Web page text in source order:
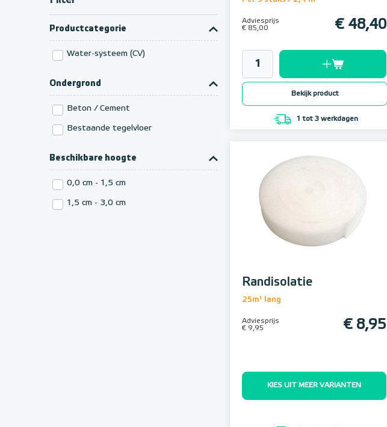
Wavin Sentio-naregeling
Radson Unisenza Plus-zoneregeling
Productcategorie
Water-systeem (CV)
Ondergrond
Beton / Cement
Bestaande tegelvloer
Beschikbare hoogte
0,0 cm - 1,5 cm
1,5 cm - 3,0 cm
Adviesprijs
€ 85,00
€ 48,40
Bekijk product
1 tot 3 werkdagen
Randisolatie
25m¹ lang
Adviesprijs
€ 9,95
€ 8,95
KIES UIT MEER VARIANTEN